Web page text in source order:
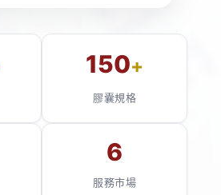
150+
膠囊規格
6
服務市場